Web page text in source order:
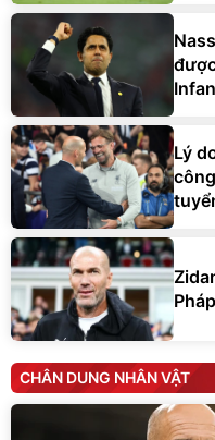
Lý
CHÂN DUNG NHÂN VẬT